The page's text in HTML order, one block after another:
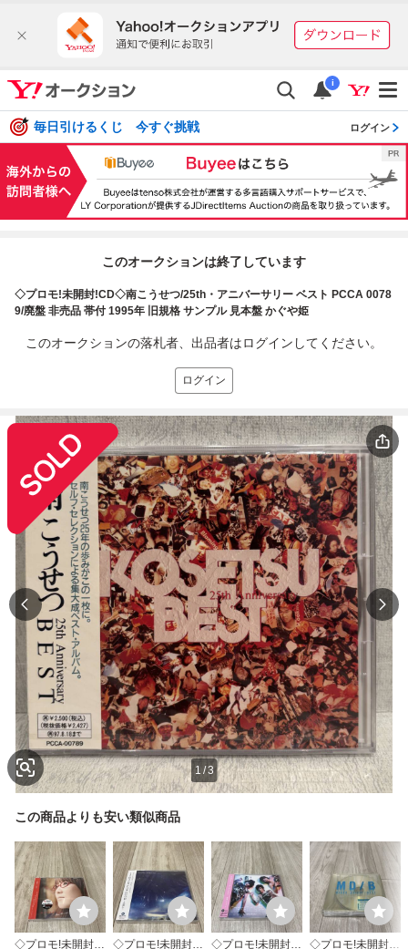
i
毎日引けるくじ 今すぐ挑戦 ログイン
このオークションは終了しています
◇プロモ!未開封!CD◇南こうせつ/25th・アニバーサリー ベスト PCCA 0078
9/廃盤 非売品 帯付 1995年 旧規格 サンプル 見本盤 かぐや姫
このオークションの落札者、出品者はログインしてください。
ログイン
1/3
この商品よりも安い類似商品
◇プロモ!未開封!C
◇プロモ!未開封!C
◇プロモ!未開封!C
◇プロモ!未開封!C